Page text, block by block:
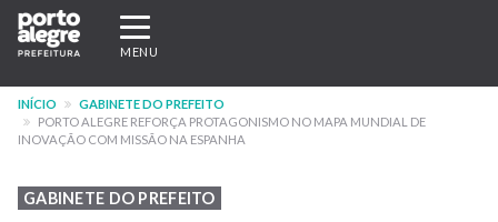
Pular
para
conteúdo
principal
Expandir/recolher
navegação
MENU
INÍCIO
GABINETE DO PREFEITO
PORTO ALEGRE REFORÇA PROTAGONISMO NO MAPA MUNDIAL DE
INOVAÇÃO COM MISSÃO NA ESPANHA
GABINETE DO PREFEITO